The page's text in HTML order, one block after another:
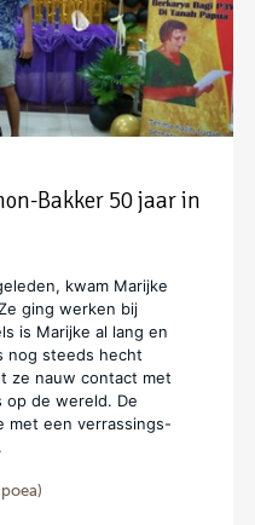
Bakker 50 jaar in
kwam Marijke
ging werken bij
is Marijke al lang en
nog steeds hecht
ze nauw contact met
op de wereld. De
met een verrassings-